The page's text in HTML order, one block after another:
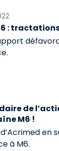
:
de
M6 !
en
à M6.